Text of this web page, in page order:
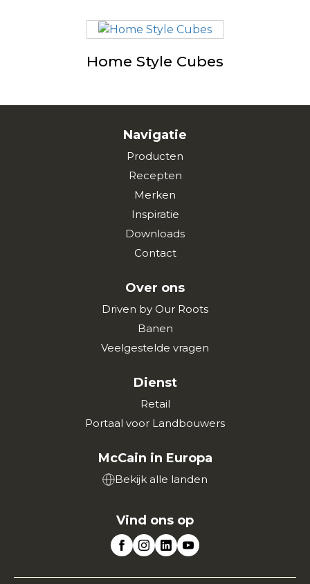
Home Style Cubes
Navigatie
Producten
Recepten
Merken
Inspiratie
Downloads
Contact
Over ons
Driven by Our Roots
Banen
Veelgestelde vragen
Dienst
Retail
Portaal voor Landbouwers
McCain in Europa
Bekijk alle landen
Vind ons op